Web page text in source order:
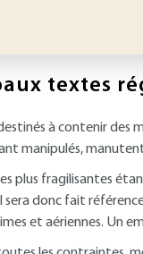
textes
à contenir des
manipulés,
plus fragilisantes
sera donc fait
et aériennes. Un